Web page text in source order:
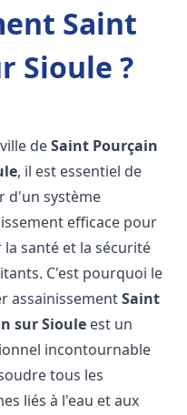
Saint
Sioule ?
deSaint Pourçain
, il est essentiel de
d'un système
efficace pour
santé et la sécurité
C'est pourquoi le
assainissementSaint
sur Sioule est un
incontournable
tous les
liés à l'eau et aux